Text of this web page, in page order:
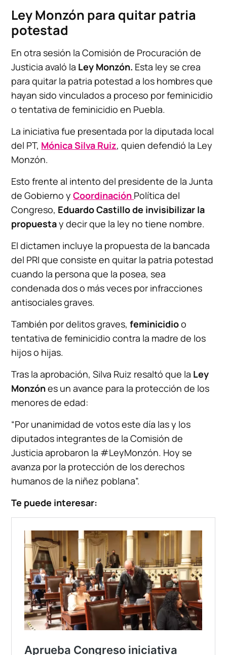
Ley Monzón para quitar patria
potestad
En otra sesión la Comisión de Procuración de
Justicia avaló la Ley Monzón. Esta ley se crea
para quitar la patria potestad a los hombres que
hayan sido vinculados a proceso por feminicidio
o tentativa de feminicidio en Puebla.
La iniciativa fue presentada por la diputada local
del PT, Mónica Silva Ruiz, quien defendió la Ley
Monzón.
Esto frente al intento del presidente de la Junta
de Gobierno yCoordinación Política del
Congreso, Eduardo Castillo de invisibilizar la
propuestay decir que la ley no tiene nombre.
El dictamen incluye la propuesta de la bancada
del PRI que consiste en quitar la patria potestad
cuando la persona que la posea, sea
condenada dos o más veces por infracciones
antisociales graves.
También por delitos graves,feminicidioo
tentativa de feminicidio contra la madre de los
hijos o hijas.
Tras la aprobación, Silva Ruiz resaltó que la Ley
Monzónes un avance para la protección de los
menores de edad:
“Por unanimidad de votos este día las y los
diputados integrantes de la Comisión de
Justicia aprobaron la #LeyMonzón. Hoy se
avanza por la protección de los derechos
humanos de la niñez poblana”.
Te puede interesar: